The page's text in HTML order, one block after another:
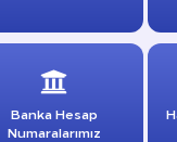
Banka Hesap
Numaralarımız